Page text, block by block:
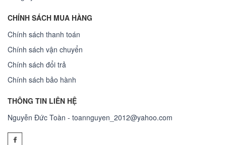
CHÍNH SÁCH MUA HÀNG
Chính sách thanh toán
Chính sách vận chuyển
Chính sách đổi trả
Chính sách bảo hành
THÔNG TIN LIÊN HỆ
Nguyễn Đức Toàn - toannguyen_2012@yahoo.com